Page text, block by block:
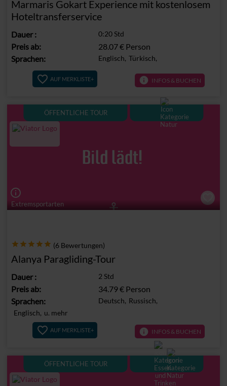
Marmaris Gokart Experience mit kostenlosem
Hoteltransferservice
Sprachen:
Dauer:
Preis ab:
Englisch, Türkisch,
0:20 Std
28.07 € Person
AUF MERKLISTE+ info INFOS & BUCHEN
Extremsportarten
info_outline
(6 Bewertungen)
Alanya Paragliding-Tour
Sprachen:
Dauer:
Preis ab:
Deutsch, Russisch,
Englisch, u. mehr
2 Std
34.79 € Person
AUF MERKLISTE+ info INFOS & BUCHEN
ÖFFENTLICHE TOUR
ÖFFENTLICHE TOUR